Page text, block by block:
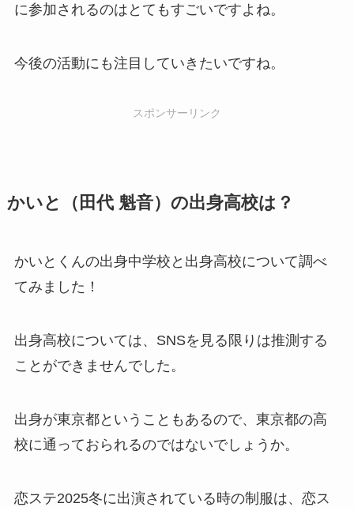
に参加されるのはとてもすごいですよね。
今後の活動にも注目していきたいですね。
スポンサーリンク
かいと（田代 魁音）の出身高校は？
かいとくんの出身中学校と出身高校について調べ
てみました！
出身高校については、SNSを見る限りは推測する
ことができませんでした。
出身が東京都ということもあるので、東京都の高
校に通っておられるのではないでしょうか。
恋ステ2025冬に出演されている時の制服は、恋ス